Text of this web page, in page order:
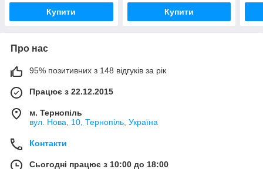
Купити Купити
Про нас
95% позитивних з 148 відгуків за рік
Працює з 22.12.2015
м. Тернопіль
вул. Нова, 10, Тернопіль, Україна
Контакти
Сьогодні працює з 10:00 до 18:00